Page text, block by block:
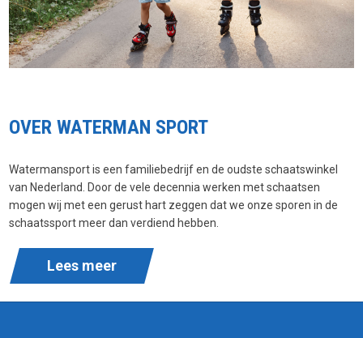
OVER WATERMAN SPORT
Watermansport is een familiebedrijf en de oudste schaatswinkel
van Nederland. Door de vele decennia werken met schaatsen
mogen wij met een gerust hart zeggen dat we onze sporen in de
schaatssport meer dan verdiend hebben.
Lees meer